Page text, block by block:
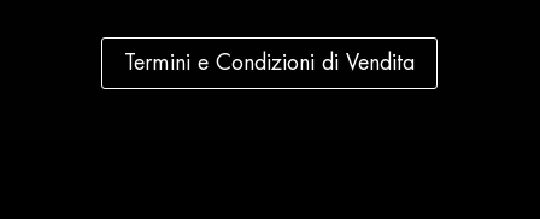
Termini e Condizioni di Vendita